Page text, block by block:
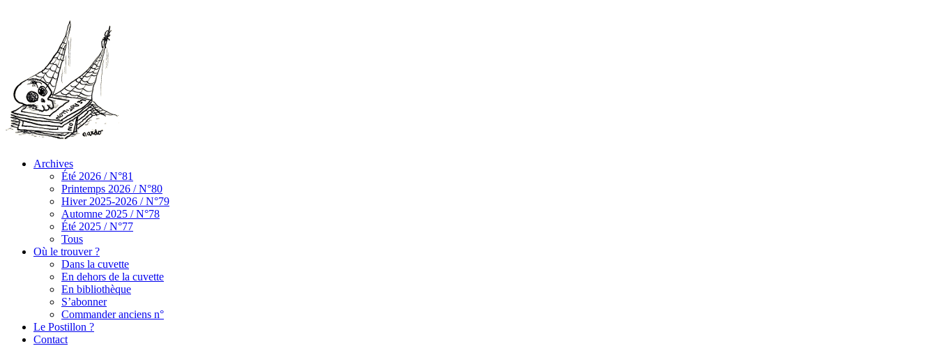
Archives
Été 2026 / N°81
Printemps 2026 / N°80
Hiver 2025-2026 / N°79
Automne 2025 / N°78
Été 2025 / N°77
Tous
Où le trouver ?
Dans la cuvette
En dehors de la cuvette
En bibliothèque
S’abonner
Commander anciens n°
Le Postillon ?
Contact